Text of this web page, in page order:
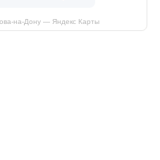
на-Дону — Яндекс Карты